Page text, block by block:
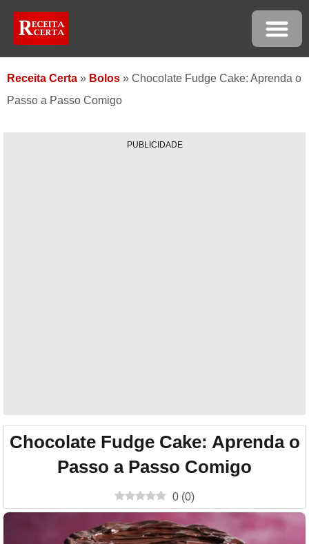
Receita Certa » Bolos » Chocolate Fudge Cake: Aprenda o
Passo a Passo Comigo
PUBLICIDADE
Chocolate Fudge Cake: Aprenda o
Passo a Passo Comigo
0 (0)